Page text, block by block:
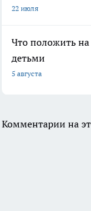
22 июля
Что положить
детьми
5 августа
Комментарии на